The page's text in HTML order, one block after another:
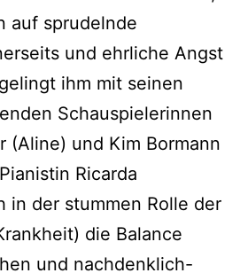
auf sprudelnde
und ehrliche Angst
ihm mit seinen
Schauspielerinnen
(Aline) und Kim Bormann
Ricarda
in der stummen Rolle der
die Balance
und nachdenklich-